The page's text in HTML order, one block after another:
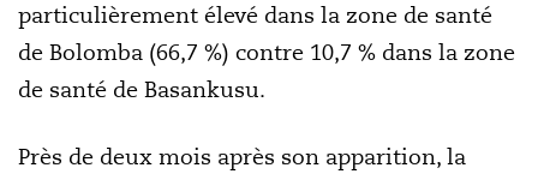
particulièrement élevé dans la zone de santé
de Bolomba (66,7 %) contre 10,7 % dans la zone
de santé de Basankusu.
Près de deux mois après son apparition, la